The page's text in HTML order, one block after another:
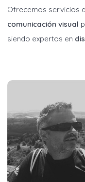
Ofrecemos servicios
comunicación visual
siendo expertos en